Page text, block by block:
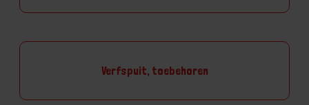
Verfspuit, toebehoren